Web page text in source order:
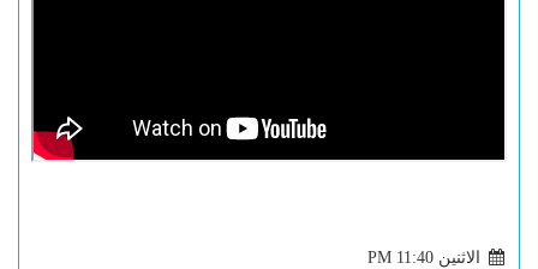
الاثنين PM 11:40